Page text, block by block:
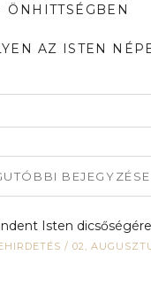
ÖNHITTSÉGBEN
AZ ISTEN
Isten
/ 02,